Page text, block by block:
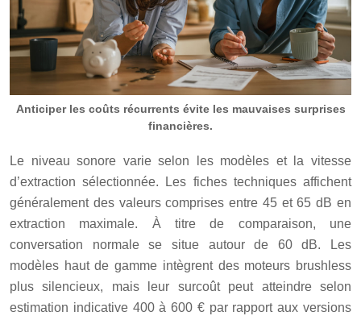
Anticiper les coûts récurrents évite les mauvaises surprises
financières.
Le niveau sonore varie selon les modèles et la vitesse
d’extraction sélectionnée. Les fiches techniques affichent
généralement des valeurs comprises entre 45 et 65 dB en
extraction maximale. À titre de comparaison, une
conversation normale se situe autour de 60 dB. Les
modèles haut de gamme intègrent des moteurs brushless
plus silencieux, mais leur surcoût peut atteindre selon
estimation indicative 400 à 600 € par rapport aux versions